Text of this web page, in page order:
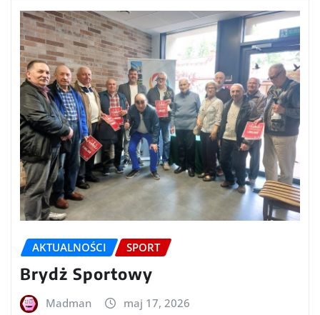
AKTUALNOŚCI SPORT
Brydż Sportowy
Madman maj 17, 2026